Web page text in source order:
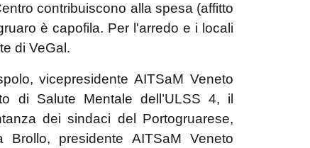
contribuiscono alla spesa (affitto
è capofila. Per l'arredo e i locali
di VeGal.
vicepresidente AITSaM Veneto
di Salute Mentale dell’ULSS 4, il
dei sindaci del Portogruarese,
Brollo, presidente AITSaM Veneto